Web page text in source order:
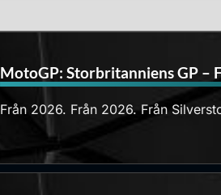
MotoGP: Storbritanniens GP –
Från 2026. Från 2026. Från